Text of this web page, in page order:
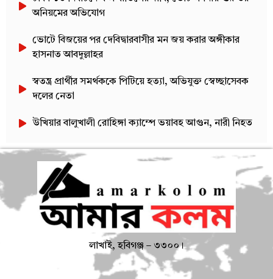
অনিয়মের অভিযোগ
ভোটে বিজয়ের পর দেবিদ্বারবাসীর মন জয় করার অঙ্গীকার
হাসনাত আবদুল্লাহর
স্বতন্ত্র প্রার্থীর সমর্থককে পিটিয়ে হত্যা, অভিযুক্ত স্বেচ্ছাসেবক
দলের নেতা
উখিয়ার বালুখালী রোহিঙ্গা ক্যাম্পে ভয়াবহ আগুন, নারী নিহত
লাখাই, হবিগঞ্জ – ৩৩০০।